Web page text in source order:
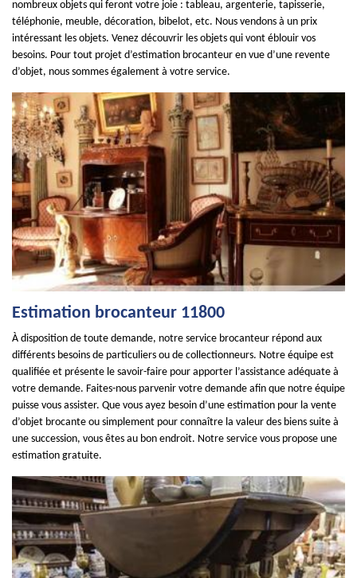
nombreux objets qui feront votre joie : tableau, argenterie, tapisserie,
téléphonie, meuble, décoration, bibelot, etc. Nous vendons à un prix
intéressant les objets. Venez découvrir les objets qui vont éblouir vos
besoins. Pour tout projet d’estimation brocanteur en vue d’une revente
d’objet, nous sommes également à votre service.
Estimation brocanteur 11800
À disposition de toute demande, notre service brocanteur répond aux
différents besoins de particuliers ou de collectionneurs. Notre équipe est
qualifiée et présente le savoir-faire pour apporter l’assistance adéquate à
votre demande. Faites-nous parvenir votre demande afin que notre équipe
puisse vous assister. Que vous ayez besoin d’une estimation pour la vente
d’objet brocante ou simplement pour connaître la valeur des biens suite à
une succession, vous êtes au bon endroit. Notre service vous propose une
estimation gratuite.